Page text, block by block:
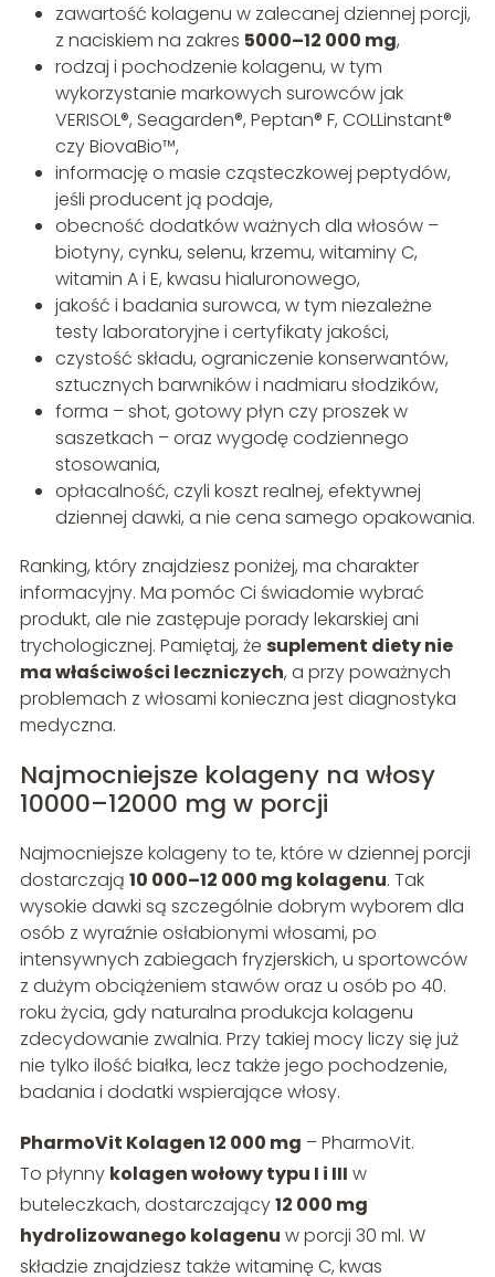
zawartość kolagenu w zalecanej dziennej porcji,
z naciskiem na zakres 5000–12 000 mg,
rodzaj i pochodzenie kolagenu, w tym
wykorzystanie markowych surowców jak
VERISOL®, Seagarden®, Peptan® F, COLLinstant®
czy BiovaBio™,
informację o masie cząsteczkowej peptydów,
jeśli producent ją podaje,
obecność dodatków ważnych dla włosów –
biotyny, cynku, selenu, krzemu, witaminy C,
witamin A i E, kwasu hialuronowego,
jakość i badania surowca, w tym niezależne
testy laboratoryjne i certyfikaty jakości,
czystość składu, ograniczenie konserwantów,
sztucznych barwników i nadmiaru słodzików,
forma – shot, gotowy płyn czy proszek w
saszetkach – oraz wygodę codziennego
stosowania,
opłacalność, czyli koszt realnej, efektywnej
dziennej dawki, a nie cena samego opakowania.
Ranking, który znajdziesz poniżej, ma charakter
informacyjny. Ma pomóc Ci świadomie wybrać
produkt, ale nie zastępuje porady lekarskiej ani
trychologicznej. Pamiętaj, że suplement diety nie
ma właściwości leczniczych, a przy poważnych
problemach z włosami konieczna jest diagnostyka
medyczna.
Najmocniejsze kolageny na włosy
10000–12000 mg w porcji
Najmocniejsze kolageny to te, które w dziennej porcji
dostarczają 10 000–12 000 mg kolagenu. Tak
wysokie dawki są szczególnie dobrym wyborem dla
osób z wyraźnie osłabionymi włosami, po
intensywnych zabiegach fryzjerskich, u sportowców
z dużym obciążeniem stawów oraz u osób po 40.
roku życia, gdy naturalna produkcja kolagenu
zdecydowanie zwalnia. Przy takiej mocy liczy się już
nie tylko ilość białka, lecz także jego pochodzenie,
badania i dodatki wspierające włosy.
PharmoVit Kolagen 12 000 mg – PharmoVit.
To płynny kolagen wołowy typu I i III w
buteleczkach, dostarczający12 000 mg
hydrolizowanego kolagenu w porcji 30 ml. W
składzie znajdziesz także witaminę C, kwas